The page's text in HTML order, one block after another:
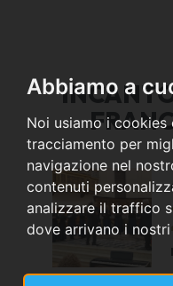
Abbiamo a
Noi usiamo i
tracciamento per
navigazione nel
contenuti
analizzare il traffico
dove arrivano i